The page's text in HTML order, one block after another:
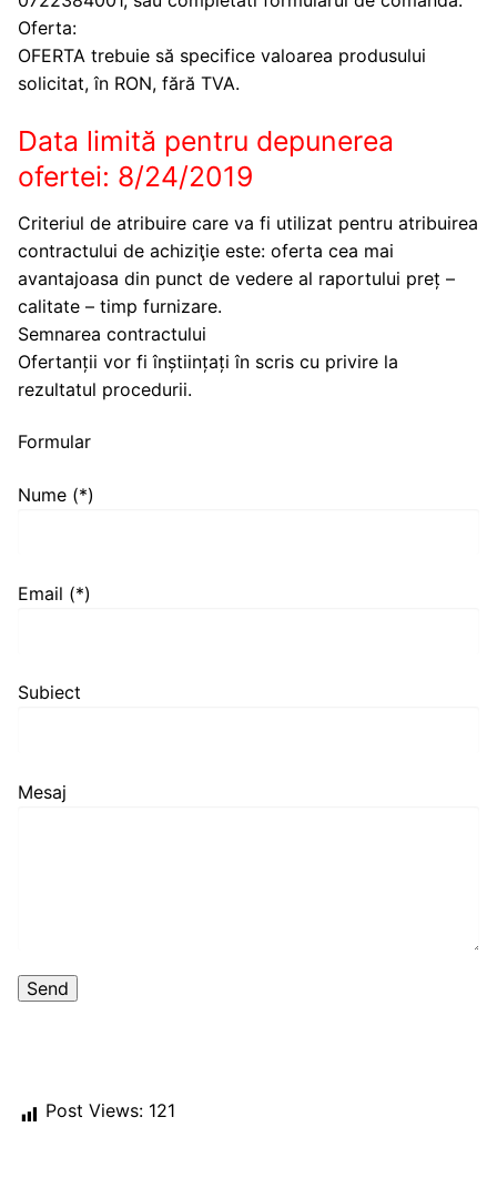
Oferta:
OFERTA trebuie să specifice valoarea produsului
solicitat, în RON, fără TVA.
Data limită pentru depunerea
ofertei: 8/24/2019
Criteriul de atribuire care va fi utilizat pentru atribuirea
contractului de achiziţie este: oferta cea mai
avantajoasa din punct de vedere al raportului preț –
calitate – timp furnizare.
Semnarea contractului
Ofertanții vor fi înștiințați în scris cu privire la
rezultatul procedurii.
Formular
Nume (*)
Email (*)
Subiect
Mesaj
Post Views: 121